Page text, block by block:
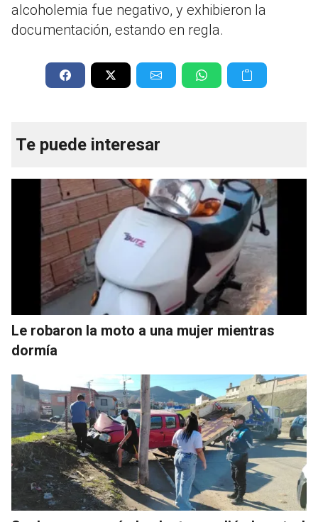
alcoholemia fue negativo, y exhibieron la
documentación, estando en regla.
Te puede interesar
Le robaron la moto a una mujer mientras
dormía